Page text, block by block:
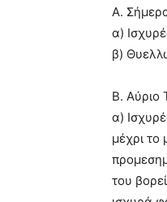
Α.
α)
β)
Β. Αύριο
α)
μέχρι το
του